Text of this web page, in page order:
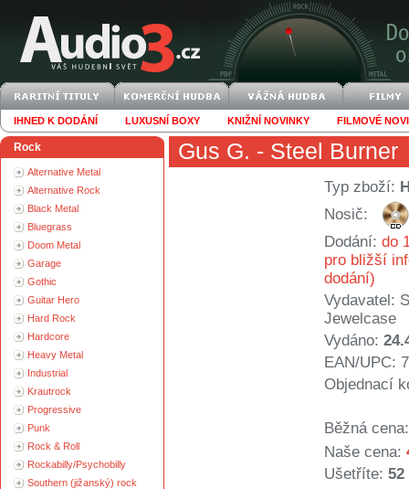
IHNED K DODÁNÍ LUXUSNÍ BOXY KNIŽNÍ NOVINKY FILMOVÉ
Rock
Alternative Metal
Alternative Rock
Black Metal
Bluegrass
Doom Metal
Garage
Gothic
Guitar Hero
Hard Rock
Hardcore
Heavy Metal
Industrial
Krautrock
Progressive
Punk
Rock & Roll
Rockabilly/Psychobilly
Southern (jižanský) rock
Gus G. - Steel Burner
Typ zboží:
Nosič:
Dodání: do
pro bližší
dodání)
Vydavatel:
Jewelcase
Vydáno:
EAN/UPC:
Objednací
Běžná cena:
Naše cena:
Ušetříte: 52